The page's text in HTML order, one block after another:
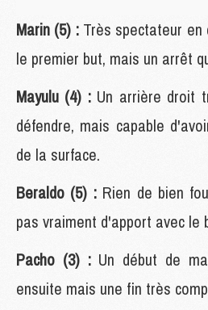
Marin (5) : Très spectateur
le premier but, mais un arrêt
Mayulu (4) : Un arrière droit
défendre, mais capable
de la surface.
Beraldo (5) : Rien de bien
pas vraiment d'apport avec le
Pacho (3) : Un début de
ensuite mais une fin très